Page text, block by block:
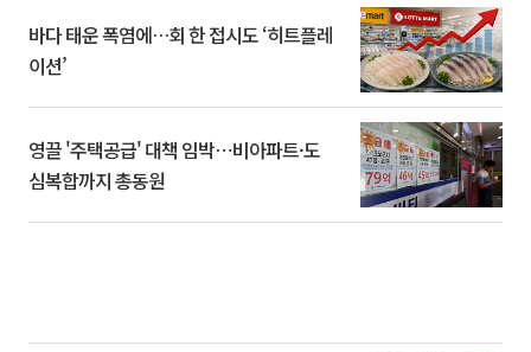
바다 태운 폭염에…회 한 접시도 ‘히트플레
이션’
영끌 '주택공급' 대책 임박⋯비아파트·도
심복합까지 총동원